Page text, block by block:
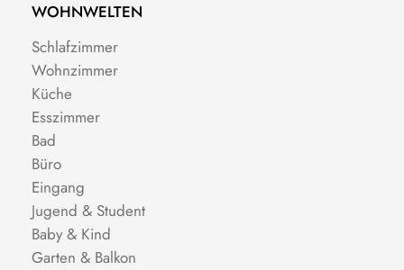
WOHNWELTEN
Schlafzimmer
Wohnzimmer
Küche
Esszimmer
Bad
Büro
Eingang
Jugend & Student
Baby & Kind
Garten & Balkon